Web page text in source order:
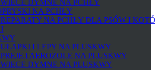
DYMNE NA PCHŁY
NA PCHŁY
NA PCHŁY DLA PSÓW I
I LEPY NA PLUSKWY
I AEROZOLE NA PLUSKWY
DYMNE NA PLUSKWY